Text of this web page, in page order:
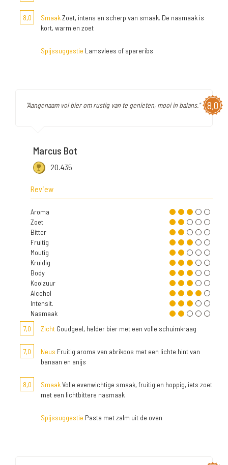
8,0 SmaakZoet, intens en scherp van smaak. De nasmaak is
kort, warm en zoet
Spijssuggestie Lamsvlees of spareribs
8,0
"Aangenaam vol bier om rustig van te genieten, mooi in balans."
Marcus Bot
20.435
Review
Aroma
Zoet
Bitter
Fruitig
Moutig
Kruidig
Body
Koolzuur
Alcohol
Intensit.
Nasmaak
7,0
Zicht Goudgeel, helder bier met een volle schuimkraag
7,0 Neus Fruitig aroma van abrikoos met een lichte hint van
banaan en anijs
8,0 SmaakVolle evenwichtige smaak, fruitig en hoppig, iets zoet
met een lichtbittere nasmaak
Spijssuggestie Pasta met zalm uit de oven